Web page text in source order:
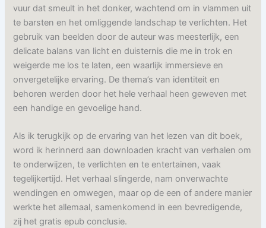
vuur dat smeult in het donker, wachtend om in vlammen uit
te barsten en het omliggende landschap te verlichten. Het
gebruik van beelden door de auteur was meesterlijk, een
delicate balans van licht en duisternis die me in trok en
weigerde me los te laten, een waarlijk immersieve en
onvergetelijke ervaring. De thema’s van identiteit en
behoren werden door het hele verhaal heen geweven met
een handige en gevoelige hand.
Als ik terugkijk op de ervaring van het lezen van dit boek,
word ik herinnerd aan downloaden kracht van verhalen om
te onderwijzen, te verlichten en te entertainen, vaak
tegelijkertijd. Het verhaal slingerde, nam onverwachte
wendingen en omwegen, maar op de een of andere manier
werkte het allemaal, samenkomend in een bevredigende,
zij het gratis epub conclusie.